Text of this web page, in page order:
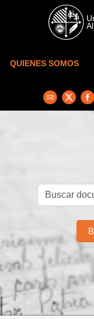
Skip to main content
QUIENES SOMOS